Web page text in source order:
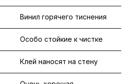
Винил горячего тиснения
Особо стойкие к чистке
Клей наносят на стену